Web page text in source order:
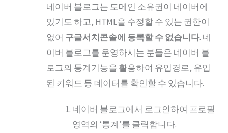
네이버 블로그는 도메인 소유권이 네이버에
있기도 하고, HTML을 수정할 수 있는 권한이
없어 구글서치콘솔에 등록할 수 없습니다.네
이버 블로그를 운영하시는 분들은 네이버 블
로그의 통계기능을 활용하여 유입경로, 유입
된 키워드 등 데이터를 확인할 수 있습니다.
네이버 블로그에서 로그인하여 프로필
영역의 ‘통계’를 클릭합니다.